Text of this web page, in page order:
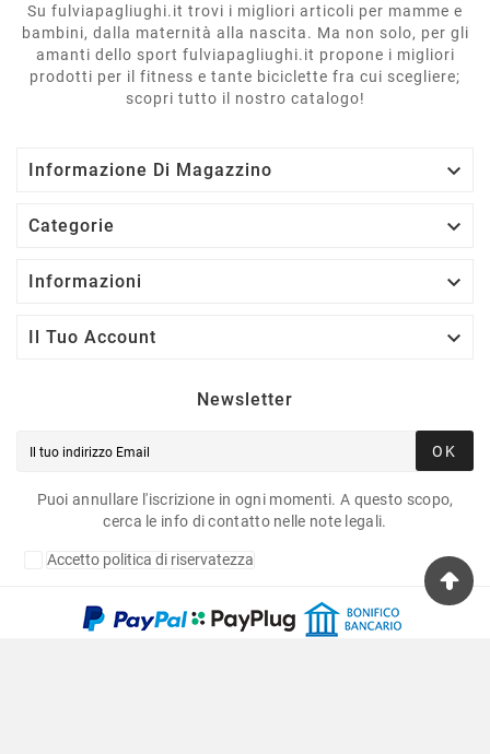
Su fulviapagliughi.it trovi i migliori articoli per mamme e
bambini, dalla maternità alla nascita. Ma non solo, per gli
amanti dello sport fulviapagliughi.it propone i migliori
prodotti per il fitness e tante biciclette fra cui scegliere;
scopri tutto il nostro catalogo!
Informazione Di Magazzino 
Categorie 
Informazioni 
Il Tuo Account 
Newsletter
OK
Puoi annullare l'iscrizione in ogni momenti. A questo scopo,
cerca le info di contatto nelle note legali.
Accetto politica di riservatezza